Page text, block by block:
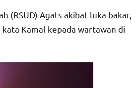
(RSUD) Agats akibat luka bakar,
Kamal kepada wartawan di